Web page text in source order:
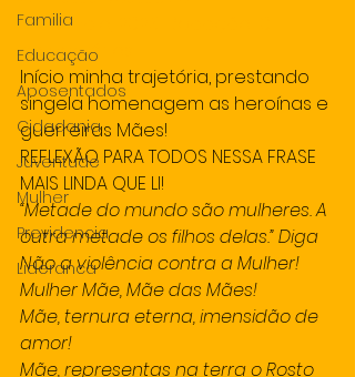
Familia
Educação
Aposentados
Cidadania
Juventude
Mulher
Previdencia
Lideranca
7 de maio, 2023
comentários
Início minha trajetória, prestando
singela homenagem as heroínas e
guerreiras Mães!
REFLEXÃO PARA TODOS NESSA FRASE
MAIS LINDA QUE LI!
“Metade do mundo são mulheres. A
outra metade os filhos delas.” Diga
Não a violência contra a Mulher!
Mulher Mãe, Mãe das Mães!
Mãe, ternura eterna, imensidão de
amor!
Mãe, representas na terra o Rosto